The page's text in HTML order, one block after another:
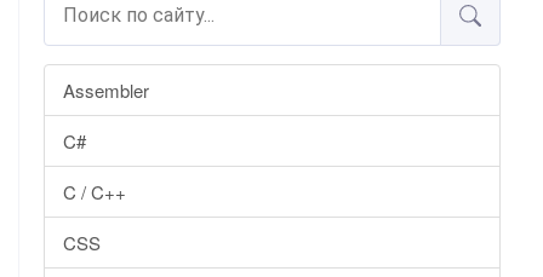
Assembler
C#
C / C++
CSS